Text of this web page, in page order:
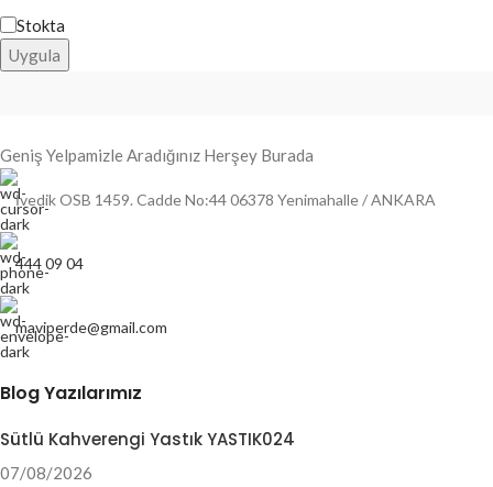
Stokta
Uygula
Geniş Yelpamizle Aradığınız Herşey Burada
İvedik OSB 1459. Cadde No:44 06378 Yenimahalle / ANKARA
444 09 04
maviperde@gmail.com
Blog Yazılarımız
Sütlü Kahverengi Yastık YASTIK024
07/08/2026